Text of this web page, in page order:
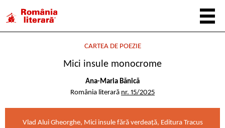
CARTEA DE POEZIE
Mici insule monocrome
Ana-Maria Bănică
România literară nr. 15/2025
Vlad Alui Gheorghe, Mici insule fără verdeață, Editura Tracus